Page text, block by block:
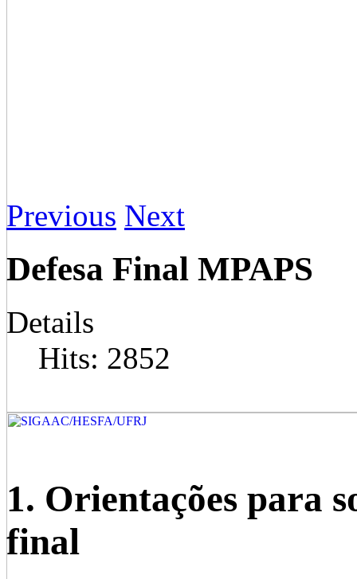
Previous Next
Defesa Final MPAPS
Details
Hits: 2852
1. Orientações para
final